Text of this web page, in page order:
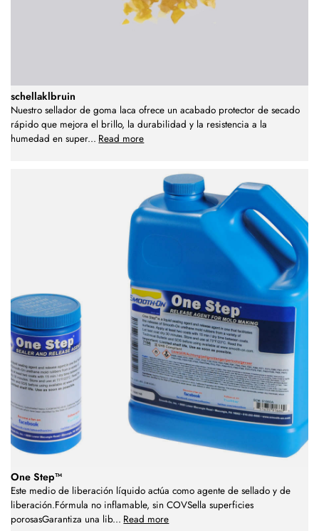
schellaklbruin
Nuestro sellador de goma laca ofrece un acabado protector de secado
rápido que mejora el brillo, la durabilidad y la resistencia a la
humedad en super... Read more
One Step™
Este medio de liberación líquido actúa como agente de sellado y de
liberación.Fórmula no inflamable, sin COVSella superficies
porosasGarantiza una lib... Read more